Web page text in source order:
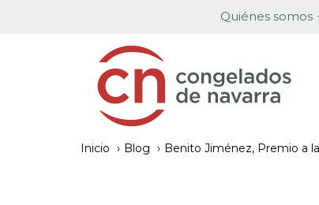
Quiénes somos
Inicio Blog Benito Jiménez, Premio a